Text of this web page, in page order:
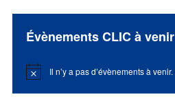
Évènements CLIC à venir
Notice Il n’y a pas d’évènements à venir.